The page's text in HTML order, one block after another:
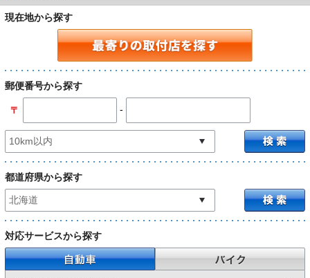
現在地から探す
郵便番号から探す
〒 -
都道府県から探す
対応サービスから探す
自動車
バイク